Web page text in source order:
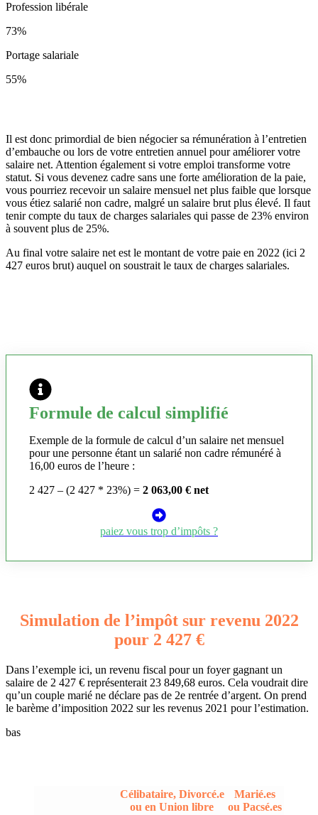
Profession libérale
73%
Portage salariale
55%
Il est donc primordial de bien négocier sa rémunération à l’entretien
d’embauche ou lors de votre entretien annuel pour améliorer votre
salaire net. Attention également si votre emploi transforme votre
statut. Si vous devenez cadre sans une forte amélioration de la paie,
vous pourriez recevoir un salaire mensuel net plus faible que lorsque
vous étiez salarié non cadre, malgré un salaire brut plus élevé. Il faut
tenir compte du taux de charges salariales qui passe de 23% environ
à souvent plus de 25%.
Au final votre salaire net est le montant de votre paie en 2022 (ici 2
427 euros brut) auquel on soustrait le taux de charges salariales.
Formule de calcul simplifié
Exemple de la formule de calcul d’un salaire net mensuel
pour une personne étant un salarié non cadre rémunéré à
16,00 euros de l’heure :
2 427 – (2 427 * 23%) = 2 063,00 € net
paiez vous trop d’impôts ?
Simulation de l’impôt sur revenu 2022
pour 2 427 €
Dans l’exemple ici, un revenu fiscal pour un foyer gagnant un
salaire de 2 427 € représenterait 23 849,68 euros. Cela voudrait dire
qu’un couple marié ne déclare pas de 2e rentrée d’argent. On prend
le barème d’imposition 2022 sur les revenus 2021 pour l’estimation.
bas
Célibataire, Divorcé.e
ou en Union libre
Marié.es
ou Pacsé.es